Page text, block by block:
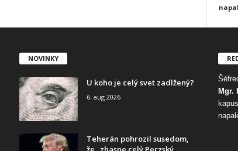
NOVINKY
U koho je celý svet zadlžený?
6. aug 2026
Teherán pohrozil susedom,
Mgr.